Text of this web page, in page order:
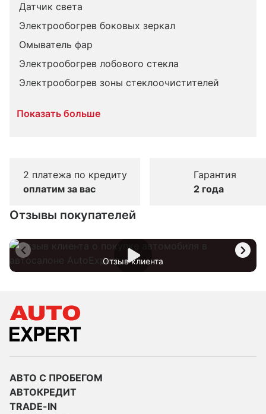
Датчик света
Электрообогрев боковых зеркал
Омыватель фар
Электрообогрев лобового стекла
Электрообогрев зоны стеклоочистителей
Показать больше
2 платежа по кредиту
оплатим за вас
Гарантия
2 года
Отзывы покупателей
Отзыв клиента
АВТО С ПРОБЕГОМ
АВТОКРЕДИТ
TRADE-IN